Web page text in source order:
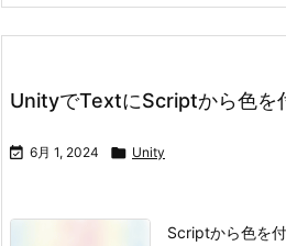
UnityでTextにScriptから色を
 6月 1, 2024  Unity
Scriptから色を